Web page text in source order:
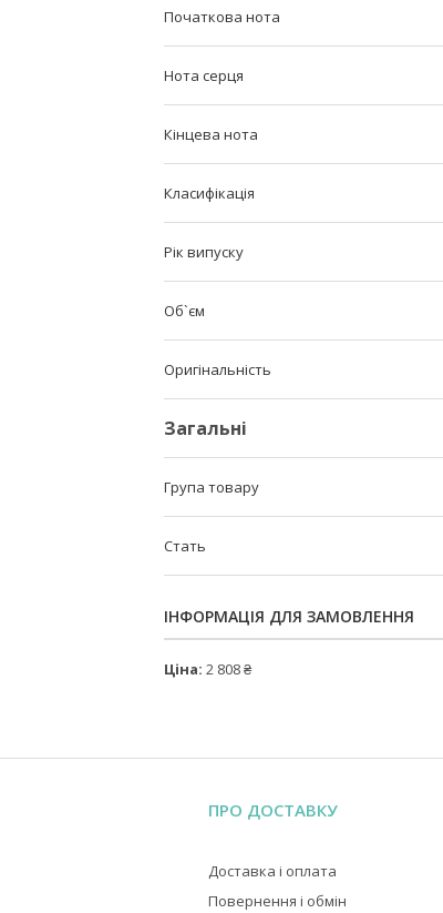
Початкова нота
Нота серця
Кінцева нота
Класифікація
Рік випуску
Об`єм
Оригінальність
Загальні
Група товару
Стать
ІНФОРМАЦІЯ ДЛЯ ЗАМОВЛЕННЯ
Ціна: 2 808 ₴
ПРО ДОСТАВКУ
Доставка і оплата
Повернення і обмін